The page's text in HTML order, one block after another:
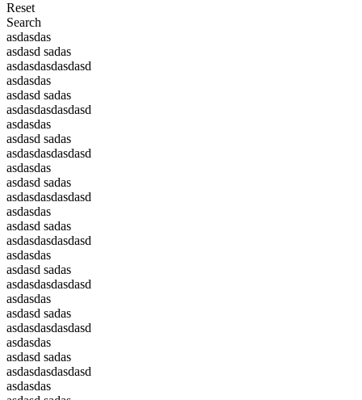
Reset
Search
asdasdas
asdasd sadas
asdasdasdasdasd
asdasdas
asdasd sadas
asdasdasdasdasd
asdasdas
asdasd sadas
asdasdasdasdasd
asdasdas
asdasd sadas
asdasdasdasdasd
asdasdas
asdasd sadas
asdasdasdasdasd
asdasdas
asdasd sadas
asdasdasdasdasd
asdasdas
asdasd sadas
asdasdasdasdasd
asdasdas
asdasd sadas
asdasdasdasdasd
asdasdas